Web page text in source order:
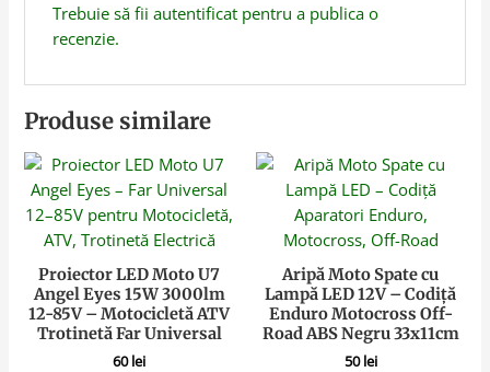
Trebuie să fii autentificatpentru a publica o
recenzie.
Produse similare
Proiector LED Moto U7
Angel Eyes 15W 3000lm
12-85V – Motocicletă ATV
Trotinetă Far Universal
60lei
Aripă Moto Spate cu
Lampă LED 12V – Codiță
Enduro Motocross Off-
Road ABS Negru 33x11cm
50lei